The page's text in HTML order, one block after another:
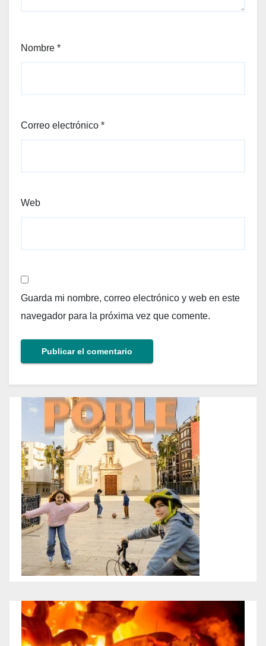
Nombre *
Correo electrónico *
Web
Guarda mi nombre, correo electrónico y web en este
navegador para la próxima vez que comente.